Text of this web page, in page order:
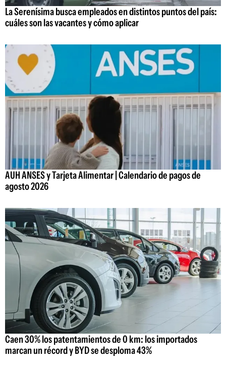
La Serenísima busca empleados en distintos puntos del país:
cuáles son las vacantes y cómo aplicar
AUH ANSES y Tarjeta Alimentar | Calendario de pagos de
agosto 2026
Caen 30% los patentamientos de 0 km: los importados
marcan un récord y BYD se desploma 43%